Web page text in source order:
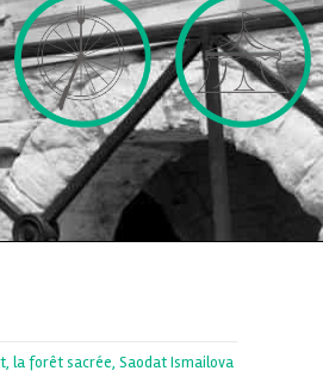
la forêt sacrée, Saodat Ismailova